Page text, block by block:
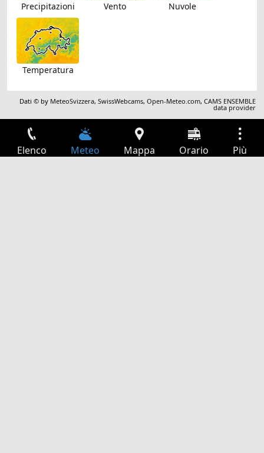
Precipitazioni Vento Nuvole
Temperatura
Dati © by MeteoSvizzera,SwissWebcams,Open-Meteo.com,CAMS ENSEMBLE
data provider
Elenco Meteo Mappa Orario Più